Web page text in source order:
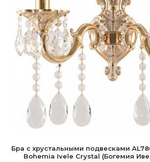
Бра с хрустальными подвесками
Bohemia Ivele Crystal (Богемия